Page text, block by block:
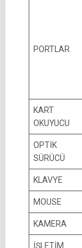
PORTLAR
KART
OKUYUCU
OPTİK
SÜRÜCÜ
KLAVYE
MOUSE
KAMERA
İŞLETİM